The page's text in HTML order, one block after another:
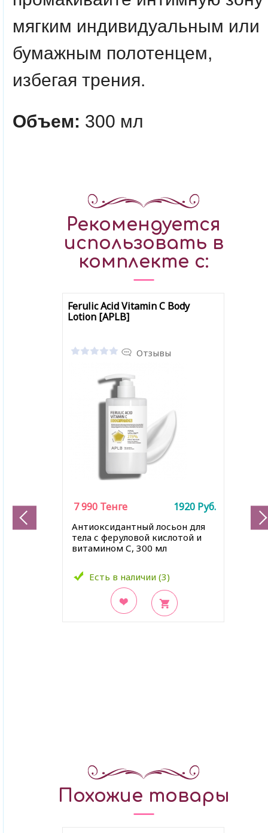
мягким индивидуальным или
бумажным полотенцем,
избегая трения.
Объем: 300 мл
Рекомендуется
использовать в
комплекте с:
Ferulic Acid Vitamin C Body
Lotion [APLB]
Отзывы
Антиоксидантный лосьон для
тела с феруловой кислотой и
витамином С, 300 мл
Есть в наличии (3)
7 990 Тенге 1920 Руб.
Похожие товары